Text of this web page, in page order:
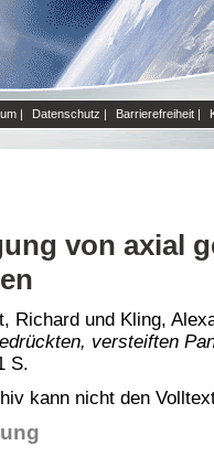
| Datenschutz | Barrierefreiheit |
von axial
Richard und Kling,
versteiften
S.
kann nicht den